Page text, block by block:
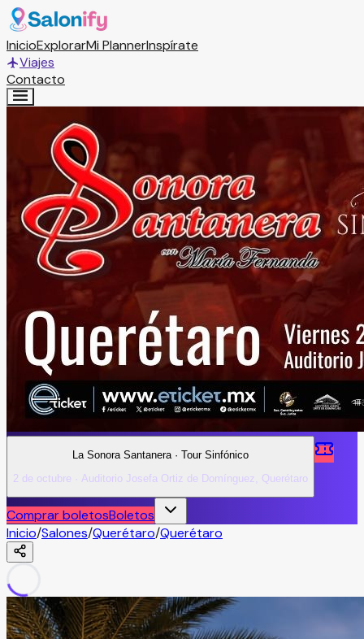
InicioExplorarMi PlannerInspírate
Viajes
Contacto
La Sonora Santanera · Tour Sinfónico
2 de octubre · Auditorio Josefa Ortiz de Domínguez, Querétaro
Comprar boletosBoletos
Inicio/Salones/Querétaro/Querétaro